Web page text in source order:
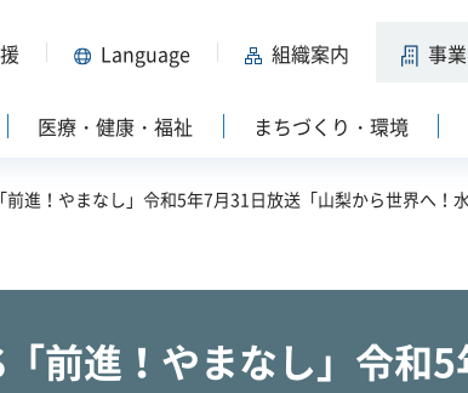
Language 組織案内 事
医療・健康・福祉 まちづくり・環境
前進！やまなし」令和5年7月31日放送「山梨から世界へ！
前進！やまなし」令和